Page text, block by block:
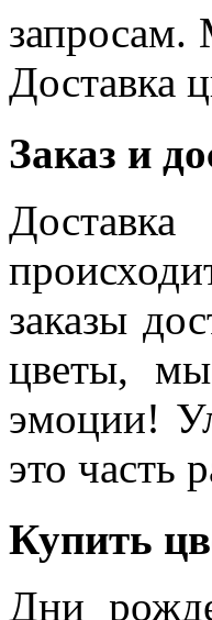
запросам.
Доставка
Заказ и
заказы
цветы,
эмоции!
это часть
Купить
Дни